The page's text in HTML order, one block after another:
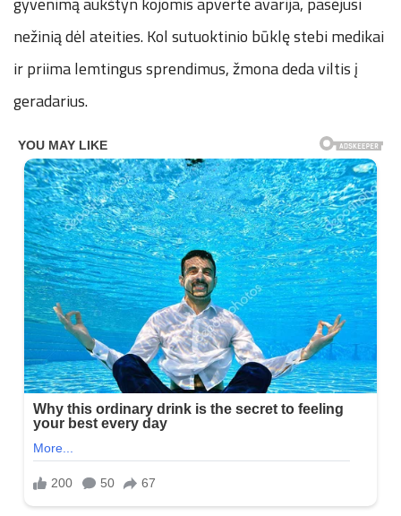
nežinią dėl ateities. Kol sutuoktinio būklę stebi medikai
ir priima lemtingus sprendimus, žmona deda viltis į
geradarius.